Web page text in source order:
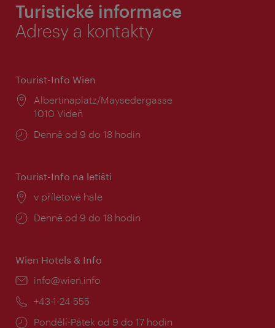
Turistické informace
Adresy a kontakty
Tourist-Info Wien
Místo:
Albertinaplatz/Maysedergasse
1010 Vídeň
Provozní
Denně od 9 do 18 hodin
Tourist-Info na letišti
Místo:
v příletové hale
Provozní
Denně od 9 do 18 hodin
Wien Hotels & Info
E-
info@wien.info
Telefon:
+43-1-24 555
Provozní
Pondělí-Pátek od 9 do 17 hodin